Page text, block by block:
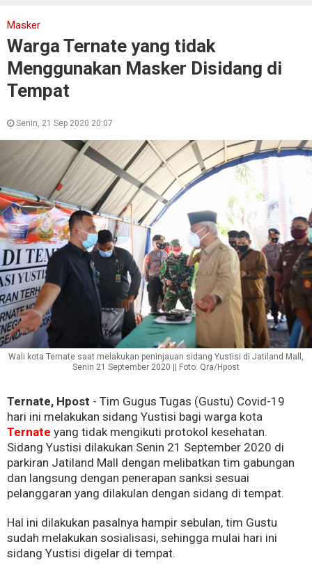
Masker
Warga Ternate yang tidak
Menggunakan Masker Disidang di
Tempat
Senin, 21 Sep 2020 20:07
Wali kota Ternate saat melakukan peninjauan sidang Yustisi di Jatiland Mall,
Senin 21 September 2020 || Foto: Qra/Hpost
Ternate, Hpost - Tim Gugus Tugas (Gustu) Covid-19
hari ini melakukan sidang Yustisi bagi warga kota
Ternate yang tidak mengikuti protokol kesehatan.
Sidang Yustisi dilakukan Senin 21 September 2020 di
parkiran Jatiland Mall dengan melibatkan tim gabungan
dan langsung dengan penerapan sanksi sesuai
pelanggaran yang dilakulan dengan sidang di tempat.
Hal ini dilakukan pasalnya hampir sebulan, tim Gustu
sudah melakukan sosialisasi, sehingga mulai hari ini
sidang Yustisi digelar di tempat.